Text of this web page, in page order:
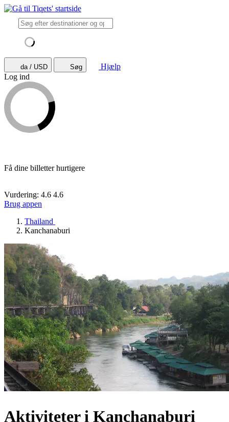
da / USD Søg
Hjælp
Log ind
Få dine billetter hurtigere
Vurdering: 4.6 4.6
Brug appen
Thailand
Kanchanaburi
Aktiviteter i Kanchanaburi